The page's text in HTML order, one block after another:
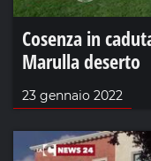
Cosenza in
Marulla deserto
23 gennaio 2022